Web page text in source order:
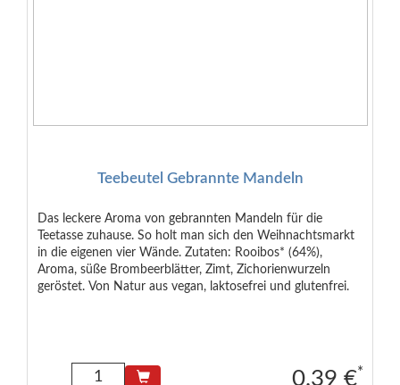
Teebeutel Gebrannte Mandeln
Das leckere Aroma von gebrannten Mandeln für die
Teetasse zuhause. So holt man sich den Weihnachtsmarkt
in die eigenen vier Wände. Zutaten: Rooibos* (64%),
Aroma, süße Brombeerblätter, Zimt, Zichorienwurzeln
geröstet. Von Natur aus vegan, laktosefrei und glutenfrei.
0.39 €*